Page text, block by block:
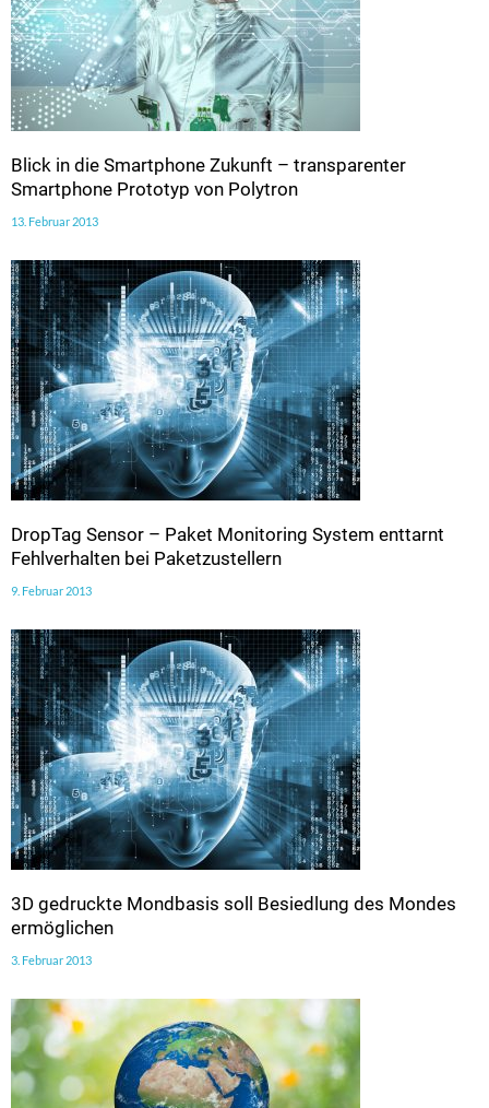
Blick in die Smartphone Zukunft – transparenter
Smartphone Prototyp von Polytron
13. Februar 2013
DropTag Sensor – Paket Monitoring System enttarnt
Fehlverhalten bei Paketzustellern
9. Februar 2013
3D gedruckte Mondbasis soll Besiedlung des Mondes
ermöglichen
3. Februar 2013